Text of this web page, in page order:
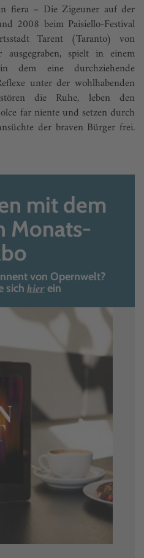
fiera – Die Zigeuner auf der
2008 beim Paisiello-Festival
Tarent (Taranto) von
spielt in einem
dem eine durchziehende
unter der wohlhabenden
die Ruhe, leben den
far niente und setzen durch
der braven Bürger frei.
mit dem
Monats-
von Opernwelt?
sich hierein